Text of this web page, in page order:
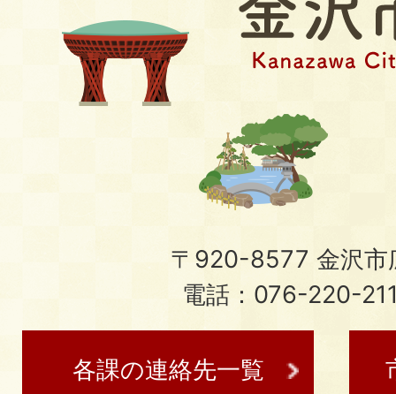
〒920-8577 金沢市
電話：076-220-
各課の連絡先一覧